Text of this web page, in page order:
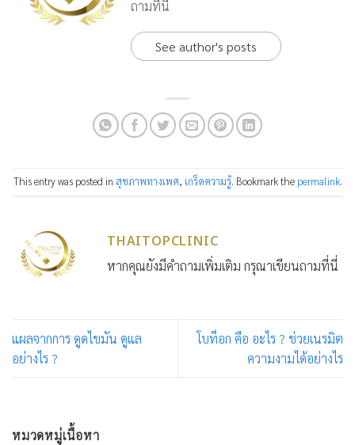
ถามที่นี่
See author's posts
This entry was posted in สุขภาพทางเพศ, เกร็ดความรู้. Bookmark the permalink.
THAITOPCLINIC
หากคุณยังมีคำถามเพิ่มเติม กรุณาเขียนถามที่นี่
แผลจากการ ดูดไขมัน ดูแล
อย่างไร ?
โบท็อก คือ อะไร ? ช่วยเนรมิต
ความงามได้อย่างไร
หมวดหมู่เนื้อหา